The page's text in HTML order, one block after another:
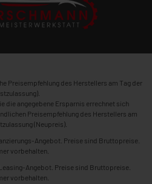
Preisempfehlung des Herstellers am Tag der
die angegebene Ersparnis errechnet sich
Preisempfehlung des Herstellers am
(Neupreis).
Angebot. Preise sind Bruttopreise.
vorbehalten.
Angebot. Preise sind Bruttopreise.
vorbehalten.